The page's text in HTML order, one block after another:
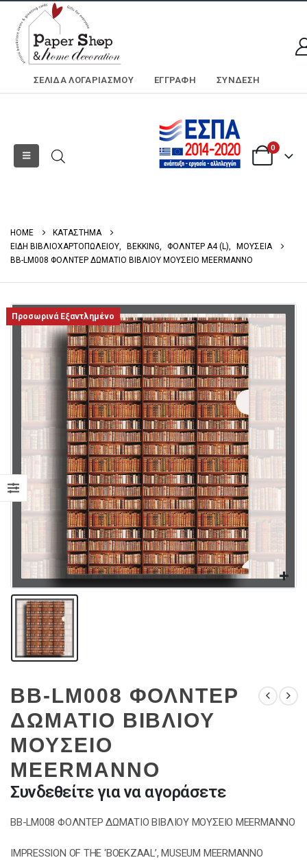
ΣΕΛΊΔΑ ΛΟΓΑΡΙΑΣΜΟΎ ΕΓΓΡΑΦΗ ΣΎΝΔΕΣΗ
0
HOME
ΚΑΤΑΣΤΗΜΑ
ΕΙΔΗ ΒΙΒΛΙΟΧΑΡΤΟΠΩΛΕΙΟΥ
BEKKING ΦΟΛΝΤΕΡ Α4 (L)
ΜΟΥΣΕΙΑ
BB-LM008 ΦΟΛΝΤΕΡ ΔΩΜΑΤΙΟ ΒΙΒΛΙΟΥ ΜΟΥΣΕΙΟ MEERMANNO
Προσωρινά Εξαντλημένο
BB-LM008 ΦΟΛΝΤΕΡ
ΔΩΜΑΤΙΟ ΒΙΒΛΙΟΥ
ΜΟΥΣΕΙΟ
MEERMANNO
Συνδεθείτε για να αγοράσετε
BB-LM008 ΦΟΛΝΤΕΡ ΔΩΜΑΤΙΟ ΒΙΒΛΙΟΥ ΜΟΥΣΕΙΟ MEERMANNO
IMPRESSION OF THE ‘BOEKZAAL’, MUSEUM MEERMANNO